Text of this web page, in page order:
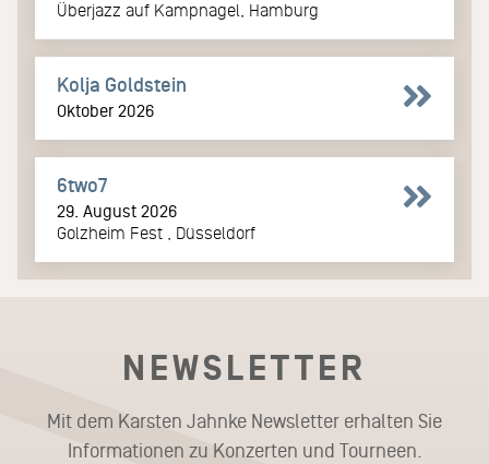
Überjazz auf Kampnagel, Hamburg
Kolja Goldstein
Oktober 2026
6two7
29. August 2026
Golzheim Fest , Düsseldorf
NEWSLETTER
Mit dem Karsten Jahnke Newsletter erhalten Sie
Informationen zu Konzerten und Tourneen.